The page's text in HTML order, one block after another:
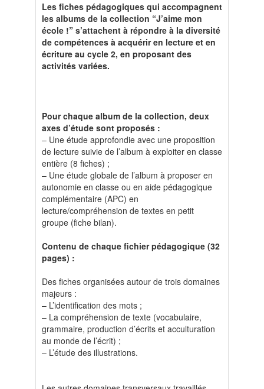
Les fiches pédagogiques qui accompagnent
les albums de la collection “J’aime mon
école !” s’attachent à répondre à la diversité
de compétences à acquérir en lecture et en
écriture au cycle 2, en proposant des
activités variées.
Pour chaque album de la collection, deux
axes d’étude sont proposés :
– Une étude approfondie avec une proposition
de lecture suivie de l’album à exploiter en classe
entière (8 fiches) ;
– Une étude globale de l’album à proposer en
autonomie en classe ou en aide pédagogique
complémentaire (APC) en
lecture/compréhension de textes en petit
groupe (fiche bilan).
Contenu de chaque fichier pédagogique (32
pages) :
Des fiches organisées autour de trois domaines
majeurs :
– L’identification des mots ;
– La compréhension de texte (vocabulaire,
grammaire, production d’écrits et acculturation
au monde de l’écrit) ;
– L’étude des illustrations.